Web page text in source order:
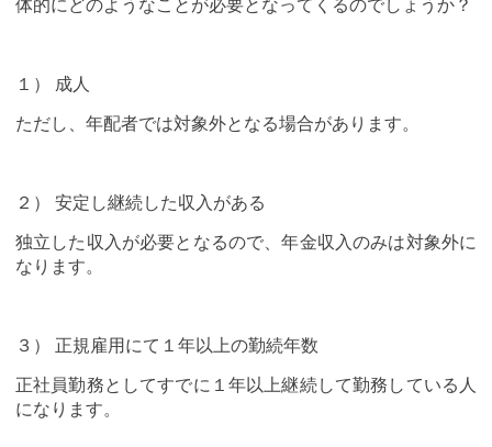
体的にどのようなことが必要となってくるのでしょうか？
１） 成人
ただし、年配者では対象外となる場合があります。
２） 安定し継続した収入がある
独立した収入が必要となるので、年金収入のみは対象外に
なります。
３） 正規雇用にて１年以上の勤続年数
正社員勤務としてすでに１年以上継続して勤務している人
になります。